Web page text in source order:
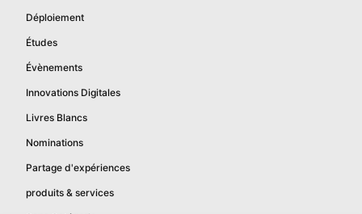
Déploiement
Études
Évènements
Innovations Digitales
Livres Blancs
Nominations
Partage d'expériences
produits & services